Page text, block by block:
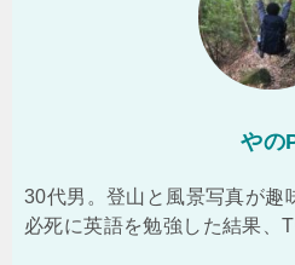
やの
30代男。登山と風景写真が趣
必死に英語を勉強した結果、